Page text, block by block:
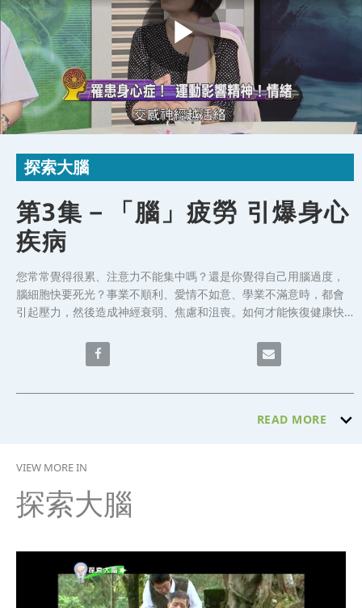
Play
Video
Skip to collection list
Skip to video grid
探索大腦
第3集－「腦」疲勞 引爆身心
疾病
您常常覺得很累、注意力不能集中嗎？還是你覺得自己用腦過度，
腦細胞快要死光？事業不順利、愛情不如意、學業不滿意時，都會
引起壓力，然後造成神經衰弱、焦慮和沮喪。如何才能恢復健康快
今天的節目針對「腦」疲勞、引爆身心疾病，邀請到台北醫學大學
Share 第3集－「腦」疲勞 引爆身心疾病 on
Email 第3集－
READ MORE
VIEW MORE IN
探索大腦